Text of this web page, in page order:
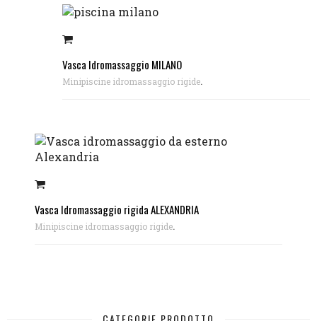
Vasca Idromassaggio MILANO
Minipiscine idromassaggio rigide.
Vasca Idromassaggio rigida ALEXANDRIA
Minipiscine idromassaggio rigide.